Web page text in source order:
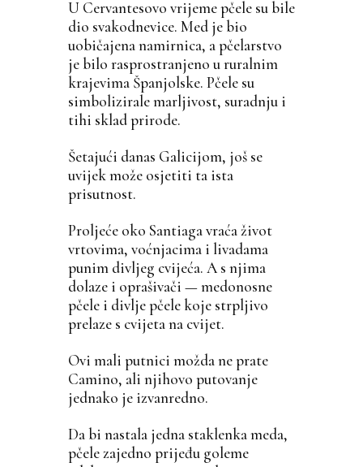
U Cervantesovo vrijeme pčele su bile
dio svakodnevice. Med je bio
uobičajena namirnica, a pčelarstvo
je bilo rasprostranjeno u ruralnim
krajevima Španjolske. Pčele su
simbolizirale marljivost, suradnju i
tihi sklad prirode.
Šetajući danas Galicijom, još se
uvijek može osjetiti ta ista
prisutnost.
Proljeće oko Santiaga vraća život
vrtovima, voćnjacima i livadama
punim divljeg cvijeća. A s njima
dolaze i oprašivači — medonosne
pčele i divlje pčele koje strpljivo
prelaze s cvijeta na cvijet.
Ovi mali putnici možda ne prate
Camino, ali njihovo putovanje
jednako je izvanredno.
Da bi nastala jedna staklenka meda,
pčele zajedno prijeđu goleme